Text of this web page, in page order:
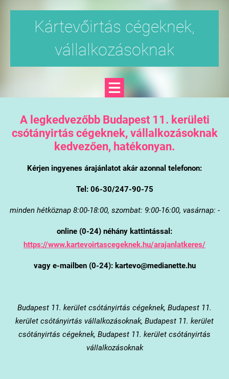
Kártevőirtás cégeknek,
vállalkozásoknak
A legkedvezőbb Budapest 11. kerületi
csótányirtás cégeknek, vállalkozásoknak
kedvezően, hatékonyan.
Kérjen ingyenes árajánlatot akár azonnal telefonon:
Tel: 06-30/247-90-75
minden hétköznap 8:00-18:00, szombat: 9:00-16:00, vasárnap: -
online (0-24) néhány kattintással:
https://www.kartevoirtascegeknek.hu/arajanlatkeres/
vagy e-mailben (0-24): kartevo@medianette.hu
Budapest 11. kerület csótányirtás cégeknek, Budapest 11.
kerület csótányirtás vállalkozásoknak, Budapest 11. kerület
csótányirtás cégeknek, Budapest 11. kerület csótányirtás
vállalkozásoknak